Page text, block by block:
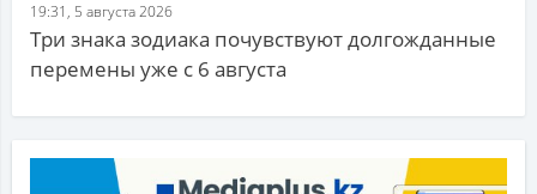
19:31, 5 августа 2026
Три знака зодиака почувствуют долгожданные
перемены уже с 6 августа